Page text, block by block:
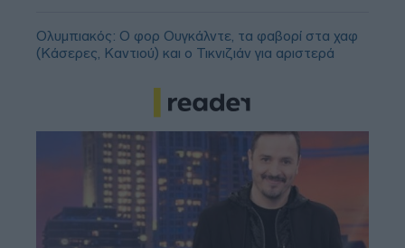
Ολυμπιακός: Ο φορ Ουγκάλντε, τα φαβορί στα χαφ
(Κάσερες, Καντιού) και ο Τικνιζιάν για αριστερά